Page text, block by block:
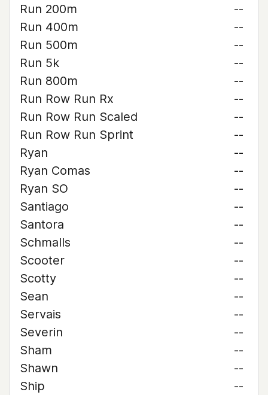
Run 200m
--
Run 400m
--
Run 500m
--
Run 5k
--
Run 800m
--
Run Row Run Rx
--
Run Row Run Scaled
--
Run Row Run Sprint
--
Ryan
--
Ryan Comas
--
Ryan SO
--
Santiago
--
Santora
--
Schmalls
--
Scooter
--
Scotty
--
Sean
--
Servais
--
Severin
--
Sham
--
Shawn
--
Ship
--